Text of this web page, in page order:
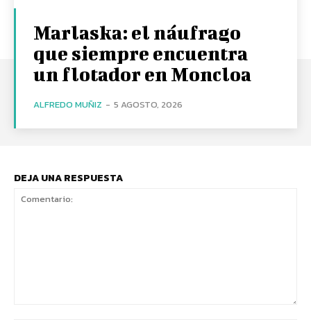
Marlaska: el náufrago
que siempre encuentra
un flotador en Moncloa
ALFREDO MUÑIZ - 5 AGOSTO, 2026
DEJA UNA RESPUESTA